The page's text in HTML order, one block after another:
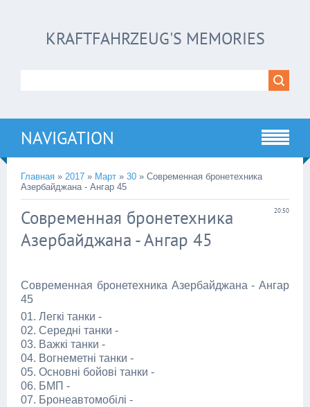
KRAFTFAHRZEUG'S MEMORIES
NAVIGATION
Главная » 2017 » Март » 30 » Современная бронетехника
Азербайджана - Ангар 45
20:50
Современная бронетехника
Азербайджана - Ангар 45
Современная бронетехника Азербайджана - Ангар
45
01. Легкі танки -
02. Середні танки -
03. Важкі танки -
04. Вогнеметні танки -
05. Основні бойові танки -
06. БМП -
07. Бронеавтомобілі -